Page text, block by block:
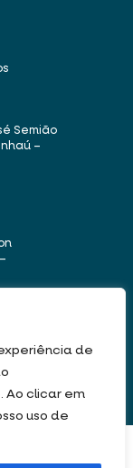
de
Ao clicar em
uso de
Semião
–
nossos Termos de Uso e